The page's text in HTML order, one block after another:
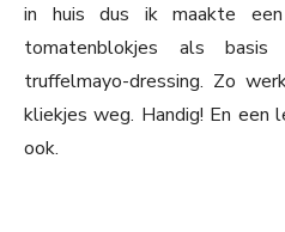
in huis dus ik maakte
tomatenblokjes als
truffelmayo-dressing. Zo
kliekjes weg. Handig! En een
ook.